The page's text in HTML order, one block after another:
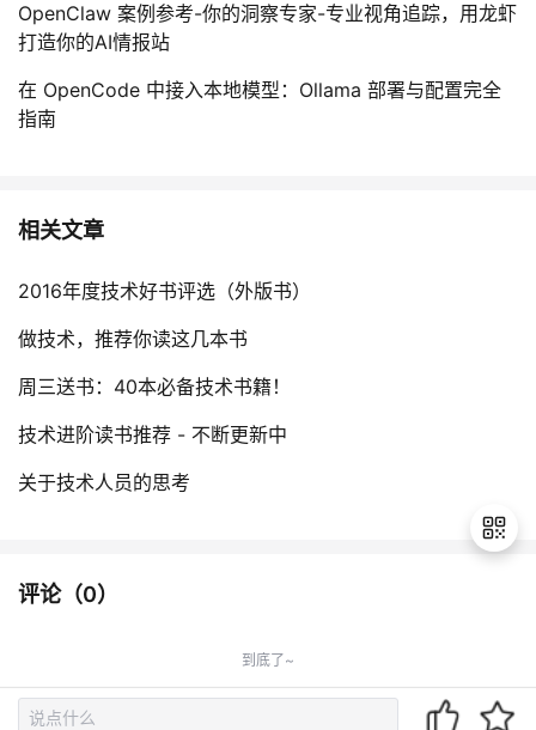
OpenClaw 案例参考-你的洞察专家-专业视角追踪，用龙虾
打造你的AI情报站
在 OpenCode 中接入本地模型：Ollama 部署与配置完全
指南
相关文章
2016年度技术好书评选（外版书）
做技术，推荐你读这几本书
周三送书：40本必备技术书籍！
技术进阶读书推荐 - 不断更新中
关于技术人员的思考
评论（0）
到底了~